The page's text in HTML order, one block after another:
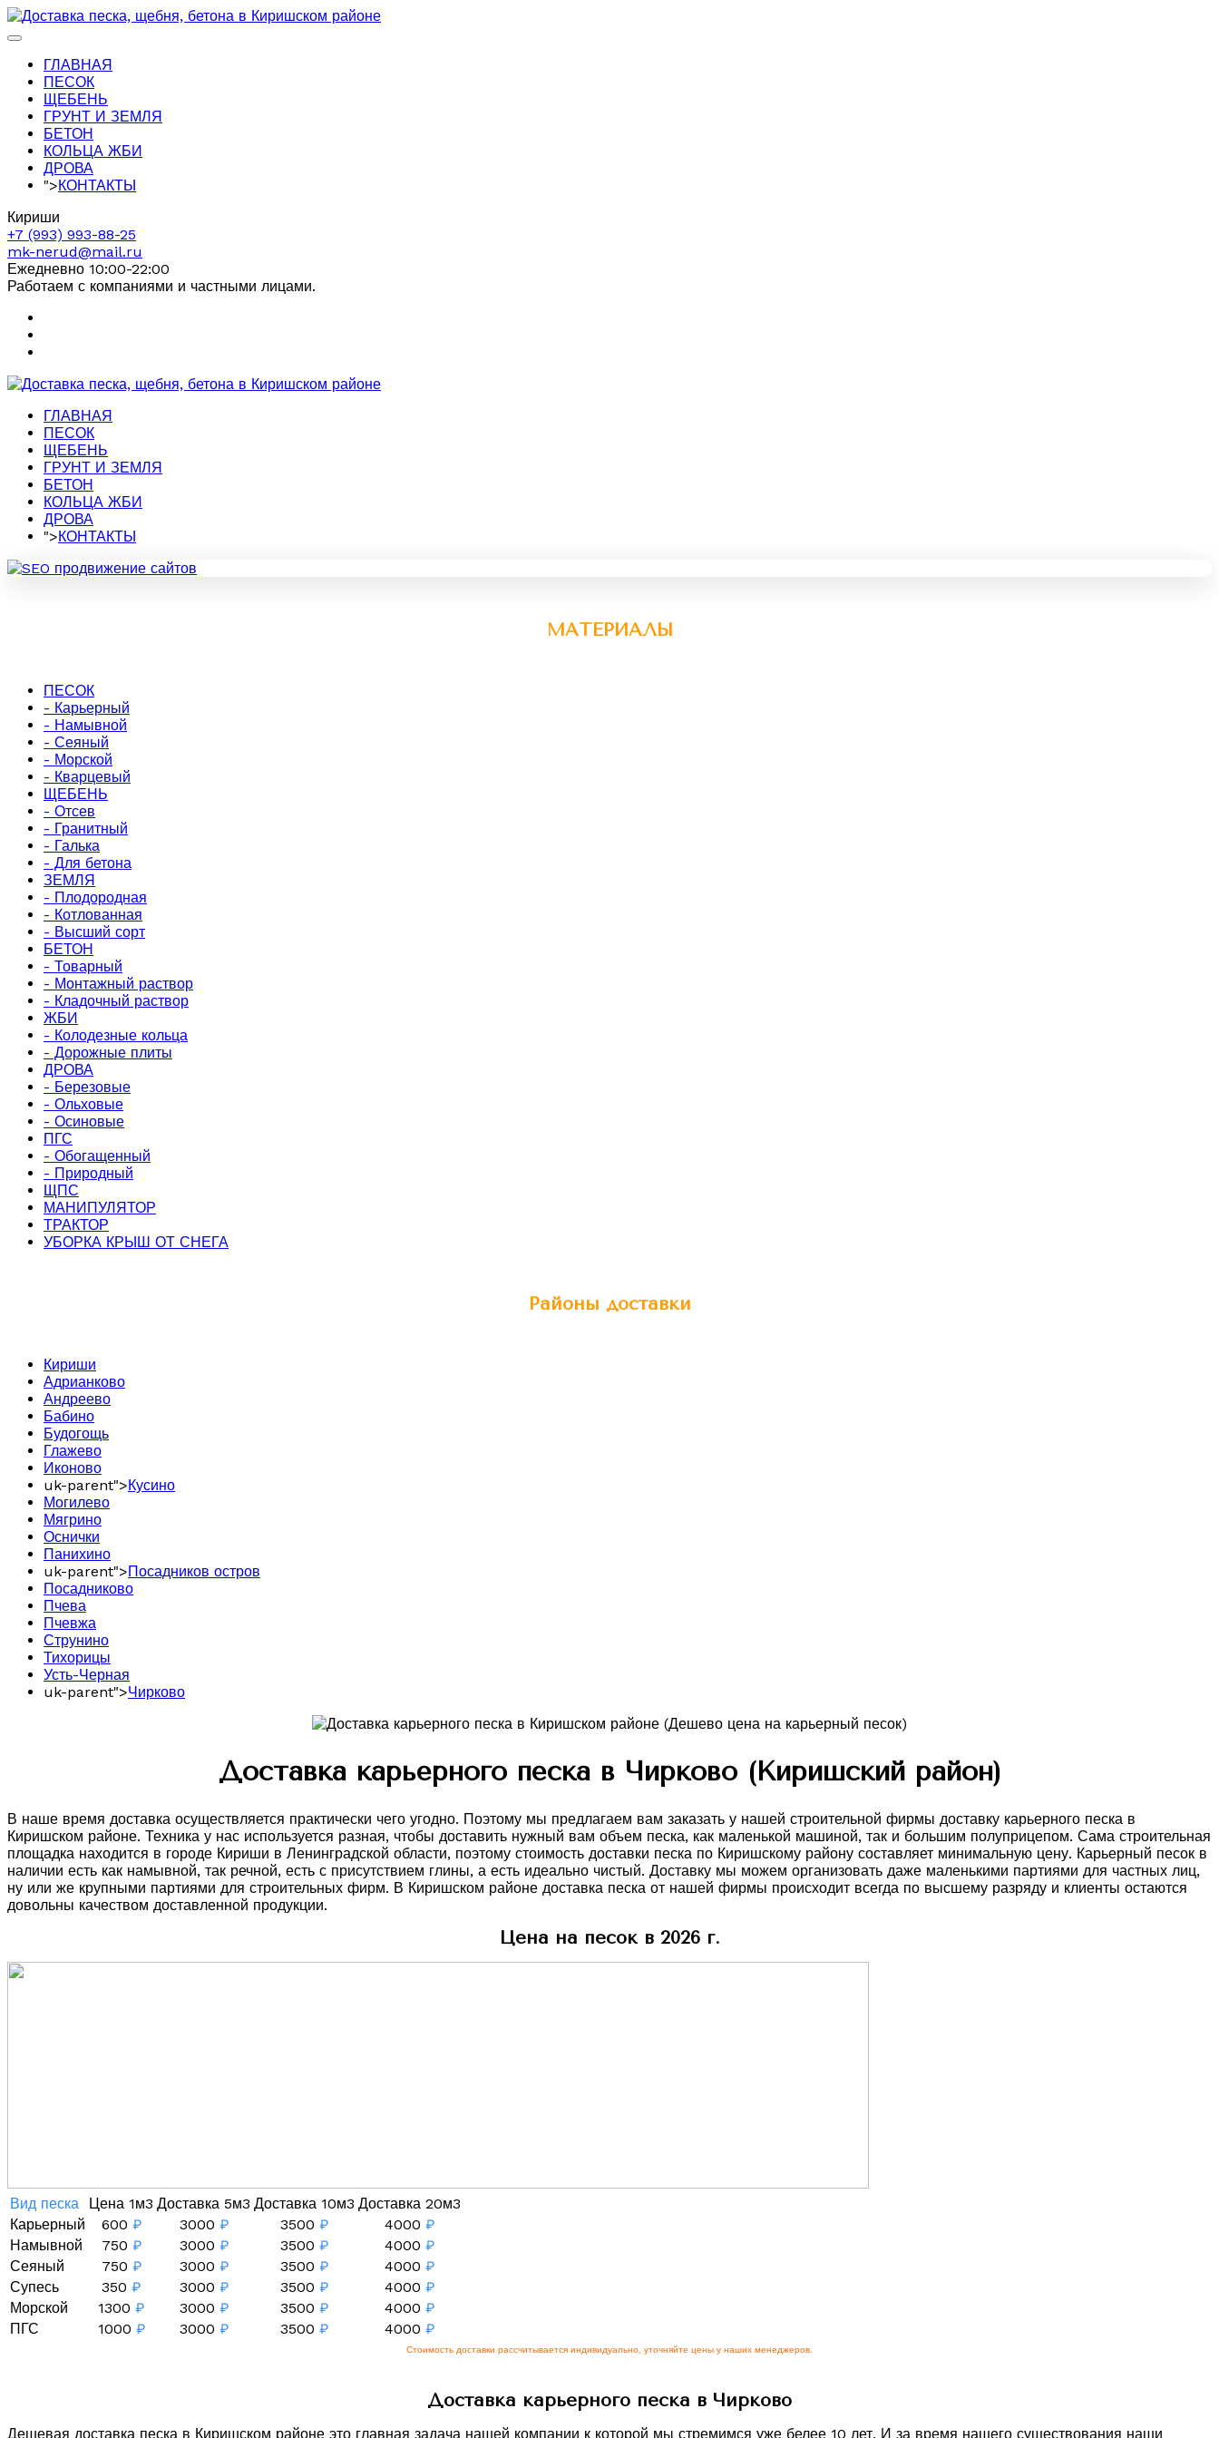
ГЛАВНАЯ
ПЕСОК
ЩЕБЕНЬ
ГРУНТ И ЗЕМЛЯ
БЕТОН
КОЛЬЦА ЖБИ
ДРОВА
">КОНТАКТЫ
Кириши
+7 (993) 993-88-25
mk-nerud@mail.ru
Ежедневно 10:00-22:00
Работаем с компаниями и частными лицами.
ГЛАВНАЯ
ПЕСОК
ЩЕБЕНЬ
ГРУНТ И ЗЕМЛЯ
БЕТОН
КОЛЬЦА ЖБИ
ДРОВА
">КОНТАКТЫ
МАТЕРИАЛЫ
ПЕСОК
- Карьерный
- Намывной
- Сеяный
- Морской
- Кварцевый
ЩЕБЕНЬ
- Отсев
- Гранитный
- Галька
- Для бетона
ЗЕМЛЯ
- Плодородная
- Котлованная
- Высший сорт
БЕТОН
- Товарный
- Монтажный раствор
- Кладочный раствор
ЖБИ
- Колодезные кольца
- Дорожные плиты
ДРОВА
- Березовые
- Ольховые
- Осиновые
ПГС
- Обогащенный
- Природный
ЩПС
МАНИПУЛЯТОР
ТРАКТОР
УБОРКА КРЫШ ОТ СНЕГА
Районы доставки
Кириши
Адрианково
Андреево
Бабино
Будогощь
Глажево
Иконово
uk-parent">Кусино
Могилево
Мягрино
Оснички
Панихино
uk-parent">Посадников остров
Посадниково
Пчева
Пчевжа
Струнино
Тихорицы
Усть-Черная
uk-parent">Чирково
Доставка карьерного песка в Чирково (Киришский район)
В наше время доставка осуществляется практически чего угодно. Поэтому мы предлагаем вам заказать у нашей строительной фирмы доставку карьерного песка в
Киришском районе. Техника у нас используется разная, чтобы доставить нужный вам объем песка, как маленькой машиной, так и большим полуприцепом. Сама строительная
площадка находится в городе Кириши в Ленинградской области, поэтому стоимость доставки песка по Киришскому району составляет минимальную цену. Карьерный песок в
наличии есть как намывной, так речной, есть с присутствием глины, а есть идеально чистый. Доставку мы можем организовать даже маленькими партиями для частных лиц,
ну или же крупными партиями для строительных фирм. В Киришском районе доставка песка от нашей фирмы происходит всегда по высшему разряду и клиенты остаются
довольны качеством доставленной продукции.
Цена на песок в 2026 г.
Вид песка Цена 1м3 Доставка 5м3 Доставка 10м3 Доставка 20м3
Карьерный
600 ₽ 3000 ₽ 3500 ₽ 4000 ₽
Намывной
750 ₽ 3000 ₽ 3500 ₽ 4000 ₽
Сеяный
750 ₽ 3000 ₽ 3500 ₽ 4000 ₽
Супесь
350 ₽ 3000 ₽ 3500 ₽ 4000 ₽
Морской
1300 ₽ 3000 ₽ 3500 ₽ 4000 ₽
ПГС
1000 ₽ 3000 ₽ 3500 ₽ 4000 ₽
Стоимость доставки рассчитывается индивидуально, уточняйте цены у наших менеджеров.
Доставка карьерного песка в Чирково
Дешевая доставка песка в Киришском районе это главная задача нашей компании к которой мы стремимся уже белее 10 лет. И за время нашего существования наши